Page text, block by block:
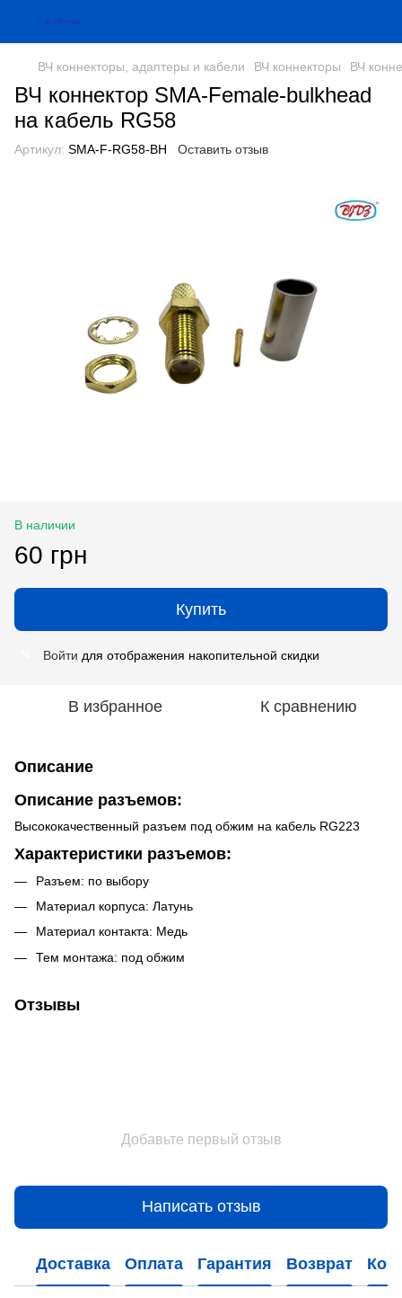
ВЧ коннекторы, адаптеры и кабели ВЧ коннекторы ВЧ
ВЧ коннектор SMA-Female-bulkhead
на кабель RG58
Артикул: SMA-F-RG58-BH Оставить отзыв
В наличии
60 грн
Купить
Войти для отображения накопительной скидки
В избранное К сравнению
Описание
Описание разъемов:
Высококачественный разъем под обжим на кабель RG223
Характеристики разъемов:
Разъем: по выбору
Материал корпуса: Латунь
Материал контакта: Медь
Тем монтажа: под обжим
Отзывы
Добавьте первый отзыв
Написать отзыв
Доставка Оплата Гарантия Возврат